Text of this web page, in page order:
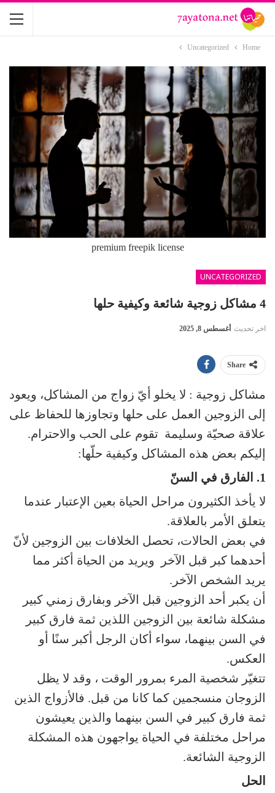
Home
Uncategorized
premium freepik license
UNCATEGORIZED
4 مشاكل زوجية شائعة وكيفية حلها
اخر تحديث أغسطس 8, 2025
Share
مشاكل زوجية : لا يخلو أيّ زواج من المشاكل، ويعود
إلى الزوجين العمل على حلها وتجاوزها للحفاظ على
علاقة صحيّة وسليمة تقوم على الحب والاحترام.
إليكم بعض هذه المشاكل وكيفية حلّها:
1. الفارق في السنّ
لا يأخذ الكثيرون مراحل الحياة بعين الإعتبار عندما
يتعلق الأمر بالعلاقة.
في بعض الحالات، تحصل الخلافات بين الزوجين لأنّ
أحدهما كبر قبل الآخر ويريد من الحياة أكثر مما
يريد الشخص الآخر.
أن يكبر أحد الزوجين قبل الآخر وبفارق زمني كبير
مشكلة شائعة بين الزوجين اللذين ثمة فارق كبير
في السن بينهما، سواء أكان الرجل أكبر سنًا أو
العكس.
تتغيّر شخصية المرء بمرور الوقت ، وقد لا يظل
الزوجان منسجمين كما كانا من قبل. فالأزواج الذين
ثمة فارق كبير في السن بينهما والذين يعيشون
مراحل مختلفة في الحياة يواجهون هذه المشكلة
الزوجية الشائعة.
الحل